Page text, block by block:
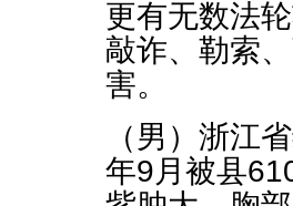
更有无数法
敲诈、勒索
害。
（男）浙江
年9月被县